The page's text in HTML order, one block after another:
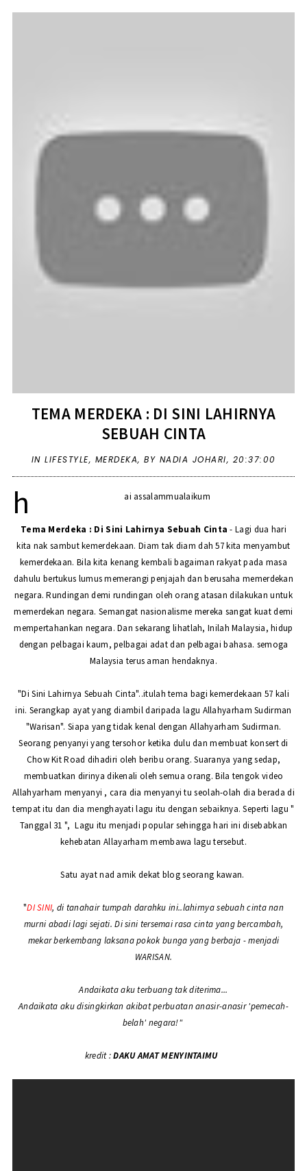
TEMA MERDEKA : DI SINI LAHIRNYA
SEBUAH CINTA
IN LIFESTYLE, MERDEKA, BY NADIA JOHARI, 20:37:00
h ai assalammualaikum
Tema Merdeka : Di Sini Lahirnya Sebuah Cinta- Lagi dua hari
kita nak sambut kemerdekaan. Diam tak diam dah 57 kita menyambut
kemerdekaan. Bila kita kenang kembali bagaiman rakyat pada masa
dahulu bertukus lumus memerangi penjajah dan berusaha memerdekan
negara. Rundingan demi rundingan oleh orang atasan dilakukan untuk
memerdekan negara. Semangat nasionalisme mereka sangat kuat demi
mempertahankan negara. Dan sekarang lihatlah, Inilah Malaysia, hidup
dengan pelbagai kaum, pelbagai adat dan pelbagai bahasa. semoga
Malaysia terus aman hendaknya.
"Di Sini Lahirnya Sebuah Cinta"..itulah tema bagi kemerdekaan 57 kali
ini. Serangkap ayat yang diambil daripada lagu Allahyarham Sudirman
"Warisan". Siapa yang tidak kenal dengan Allahyarham Sudirman.
Seorang penyanyi yang tersohor ketika dulu dan membuat konsert di
Chow Kit Road dihadiri oleh beribu orang. Suaranya yang sedap,
membuatkan dirinya dikenali oleh semua orang. Bila tengok video
Allahyarham menyanyi , cara dia menyanyi tu seolah-olah dia berada di
tempat itu dan dia menghayati lagu itu dengan sebaiknya. Seperti lagu "
Tanggal 31 ", Lagu itu menjadi popular sehingga hari ini disebabkan
kehebatan Allayarham membawa lagu tersebut.
Satu ayat nad amik dekat blog seorang kawan.
"DI SINI, di tanahair tumpah darahku ini..lahirnya sebuah cinta nan
murni abadi lagi sejati. Di sini tersemai rasa cinta yang bercambah,
mekar berkembang laksana pokok bunga yang berbaja - menjadi
WARISAN.
Andaikata aku terbuang tak diterima...
Andaikata aku disingkirkan akibat perbuatan anasir-anasir 'pemecah-
belah' negara!"
kredit :DAKU AMAT MENYINTAIMU